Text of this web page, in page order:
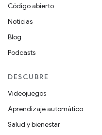
Código abierto
Noticias
Blog
Podcasts
DESCUBRE
Videojuegos
Aprendizaje automático
Salud y bienestar